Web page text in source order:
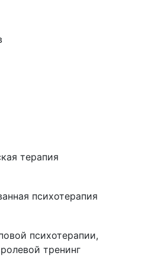
терапия
психотерапия
психотерапии,
тренинг